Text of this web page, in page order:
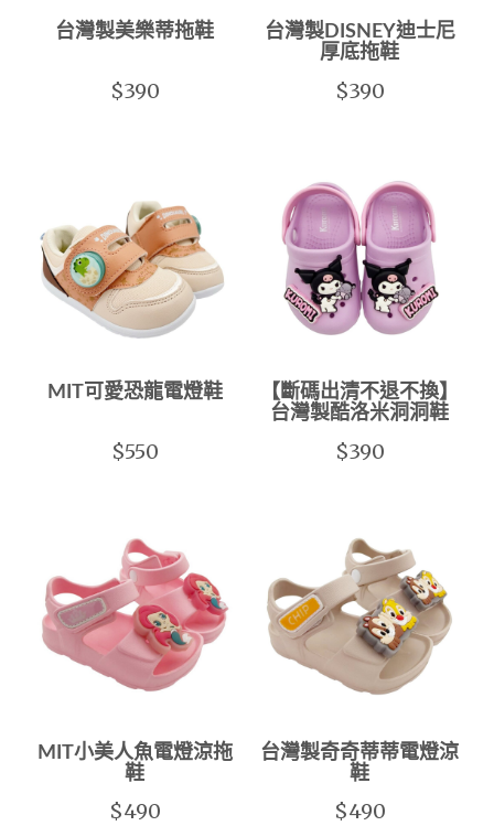
台灣製美樂蒂拖鞋
$390
台灣製DISNEY迪士尼
厚底拖鞋
$390
MIT可愛恐龍電燈鞋
$550
【斷碼出清不退不換】
台灣製酷洛米洞洞鞋
$390
MIT小美人魚電燈涼拖
鞋
$490
台灣製奇奇蒂蒂電燈涼
鞋
$490